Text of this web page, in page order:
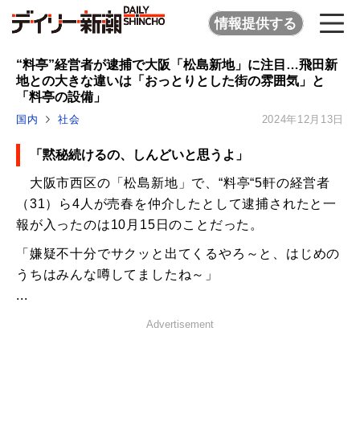
情報提供する
“料亭”経営者が逮捕で大阪「松島新地」に注目…飛田新
地との大きな違いは「おっとりとした街の雰囲気」と
「料亭の設備」
国内 社会 2024年12月13日
「黙秘続けるの、しんどいと思うよ」
大阪市西区の「松島新地」で、“料亭“5軒の経営者
（31）ら4人が売春を仲介したとして逮捕されたと一
報が入ったのは10月15日のことだった。
「嫌疑不十分でサクッと出てくるやろ～と、はじめの
うちはみんな噂してましたね～」
...
Advertisement